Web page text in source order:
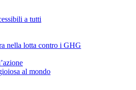
a tutti
nella lotta contro i GHG
al mondo